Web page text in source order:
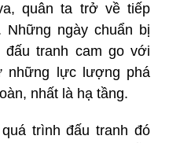
quân ta trở về tiếp
Những ngày chuẩn bị
tranh cam go với
những lực lượng phá
nhất là hạ tầng.
trình đấu tranh đó